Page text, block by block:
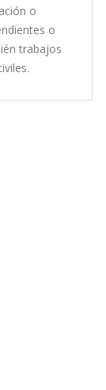
o
o
trabajos